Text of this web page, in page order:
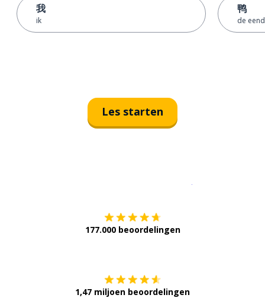
我
ik
鸭
de eend
Les starten
177.000 beoordelingen
1,47 miljoen beoordelingen